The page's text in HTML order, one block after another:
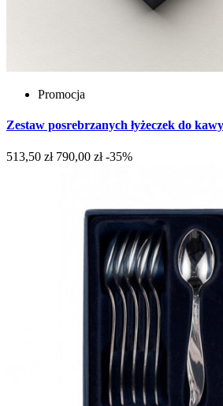
Promocja
Zestaw posrebrzanych łyżeczek do
513,50 zł 790,00 zł -35%